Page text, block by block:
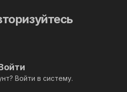
Войти в систему.